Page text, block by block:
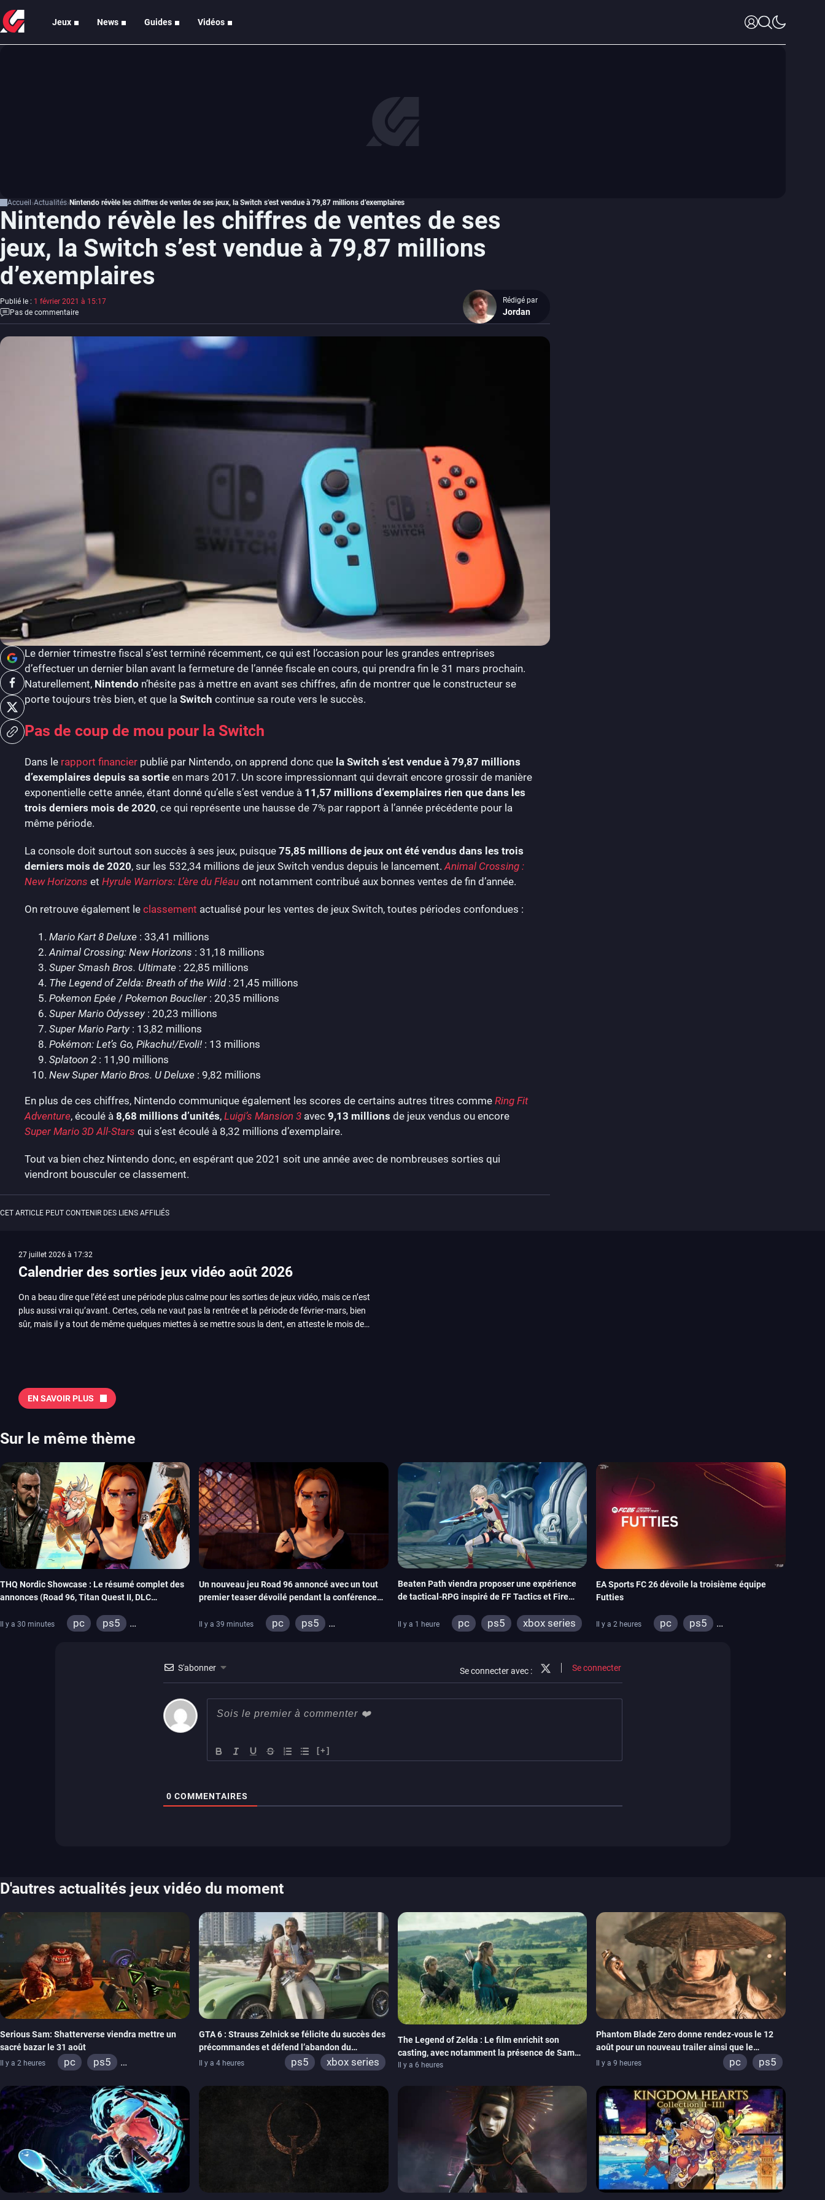
Jeux News Guides Vidéos
Accueil Actualités Nintendo révèle les chiffres de ventes de ses jeux, la Switch s’est vendue à 79,87 millions d’exemplaires
Nintendo révèle les chiffres de ventes de ses
jeux, la Switch s’est vendue à 79,87 millions
d’exemplaires
Publié le : 1 février 2021 à 15:17
Pas de commentaire
Rédigé par
Jordan
Le dernier trimestre fiscal s’est terminé récemment, ce qui est l’occasion pour les grandes entreprises
d’effectuer un dernier bilan avant la fermeture de l’année fiscale en cours, qui prendra fin le 31 mars prochain.
Naturellement, Nintendo n’hésite pas à mettre en avant ses chiffres, afin de montrer que le constructeur se
porte toujours très bien, et que la Switch continue sa route vers le succès.
Pas de coup de mou pour la Switch
Dans le rapport financier publié par Nintendo, on apprend donc que la Switch s’est vendue à 79,87 millions
d’exemplaires depuis sa sortie en mars 2017. Un score impressionnant qui devrait encore grossir de manière
exponentielle cette année, étant donné qu’elle s’est vendue à 11,57 millions d’exemplaires rien que dans les
trois derniers mois de 2020, ce qui représente une hausse de 7% par rapport à l’année précédente pour la
même période.
La console doit surtout son succès à ses jeux, puisque 75,85 millions de jeux ont été vendus dans les trois
derniers mois de 2020, sur les 532,34 millions de jeux Switch vendus depuis le lancement. Animal Crossing :
New Horizons et Hyrule Warriors: L’ère du Fléau ont notamment contribué aux bonnes ventes de fin d’année.
On retrouve également le classement actualisé pour les ventes de jeux Switch, toutes périodes confondues :
Mario Kart 8 Deluxe : 33,41 millions
Animal Crossing: New Horizons : 31,18 millions
Super Smash Bros. Ultimate : 22,85 millions
The Legend of Zelda: Breath of the Wild: 21,45 millions
Pokemon Epée / Pokemon Bouclier : 20,35 millions
Super Mario Odyssey : 20,23 millions
Super Mario Party : 13,82 millions
Pokémon: Let’s Go, Pikachu!/Evoli! : 13 millions
Splatoon 2 : 11,90 millions
New Super Mario Bros. U Deluxe : 9,82 millions
En plus de ces chiffres, Nintendo communique également les scores de certains autres titres comme Ring Fit
Adventure, écoulé à 8,68 millions d’unités, Luigi’s Mansion 3 avec 9,13 millions de jeux vendus ou encore
Super Mario 3D All-Stars qui s’est écoulé à 8,32 millions d’exemplaire.
Tout va bien chez Nintendo donc, en espérant que 2021 soit une année avec de nombreuses sorties qui
viendront bousculer ce classement.
CET ARTICLE PEUT CONTENIR DES LIENS AFFILIÉS
27 juillet 2026 à 17:32
Calendrier des sorties jeux vidéo août 2026
On a beau dire que l’été est une période plus calme pour les sorties de jeux vidéo, mais ce n’est
plus aussi vrai qu’avant. Certes, cela ne vaut pas la rentrée et la période de février-mars, bien
sûr, mais il y a tout de même quelques miettes à se mettre sous la dent, en atteste le mois de
Tokon ou encore Beast of Reincarnation, qui nous montre que Game Freak sait faire autre
chose d’ambitieux que Pokémon. On n’oubliera pas la période de Gamescom, avec Star Wars,
2026 Vous trouverez ici tous les jeux majeurs qui sortiront au mois de juin. Vous trouverez
aussi les jeux de ce mois dans notre page dédiée…
EN SAVOIR PLUS
Sur le même thème
THQ Nordic Showcase : Le résumé complet des
annonces (Road 96, Titan Quest II, DLC
Il y a 30 minutes pc
ps5
switch 2
Un nouveau jeu Road 96 annoncé avec un tout
premier teaser dévoilé pendant la conférence
Il y a 39 minutes pc
ps5
Beaten Path viendra proposer une expérience
de tactical-RPG inspiré de FF Tactics et Fire
Il y a 1 heure pc ps5
xbox series
EA Sports FC 26 dévoile la troisième équipe
Futties
Il y a 2 heures pc
ps5
S'abonner Se connecter avec : Se connecter
[+]
0 COMMENTAIRES
D'autres actualités jeux vidéo du moment
Serious Sam: Shatterverse viendra mettre un
sacré bazar le 31 août
Il y a 2 heures pc
ps5
GTA 6 : Strauss Zelnick se félicite du succès des
précommandes et défend l’abandon du
physique
Il y a 4 heures ps5 xbox series
The Legend of Zelda : Le film enrichit son
casting, avec notamment la présence de Sam
Neill
Il y a 6 heures
Phantom Blade Zero donne rendez-vous le 12
août pour un nouveau trailer ainsi que le
lancement des précommandes
Il y a 9 heures pc ps5